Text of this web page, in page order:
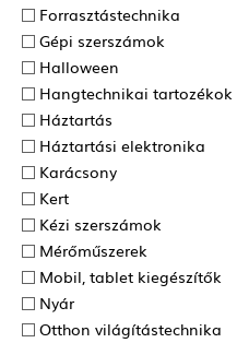
Forrasztás­technika
Gépi szerszámok
Halloween
Hangtechnikai tartozékok
Háztartás
Háztartási elektronika
Karácsony
Kert
Kézi szerszámok
Mérőműszerek
Mobil, tablet kiegészítők
Nyár
Otthon világítástechnika